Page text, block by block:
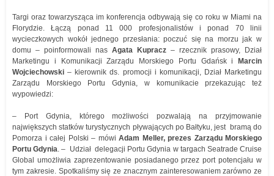
Targi oraz towarzysząca im konferencja odbywają się co roku w Miami na
Florydzie. Łączą ponad 11 000 profesjonalistów i ponad 70 linii
wycieczkowych wokół jednego przesłania: poczuć się na morzu jak w
domu – poinformowali nas Agata Kupracz – rzecznik prasowy, Dział
Marketingu i Komunikacji Zarządu Morskiego Portu Gdańsk i Marcin
Wojciechowski – kierownik ds. promocji i komunikacji, Dział Marketingu
Zarządu Morskiego Portu Gdynia, w komunikacie przekazując też
wypowiedzi:
– Port Gdynia, którego możliwości pozwalają na przyjmowanie
największych statków turystycznych pływających po Bałtyku, jest bramą do
Pomorza i całej Polski – mówi Adam Meller, prezes Zarządu Morskiego
Portu Gdynia . – Udział delegacji Portu Gdynia w targach Seatrade Cruise
Global umożliwia zaprezentowanie posiadanego przez port potencjału w
tym zakresie. Spotkaliśmy się ze znacznym zainteresowaniem zarówno ze